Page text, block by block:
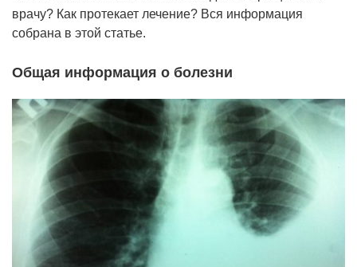
врачу? Как протекает лечение? Вся информация
собрана в этой статье.
Общая информация о болезни